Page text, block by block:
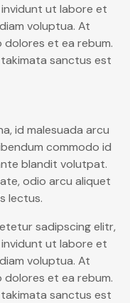
ut labore et
voluptua. At
et ea rebum.
sanctus est
id malesuada arcu
commodo id
blandit volutpat.
odio arcu aliquet
lectus.
sadipscing elitr,
ut labore et
voluptua. At
et ea rebum.
sanctus est